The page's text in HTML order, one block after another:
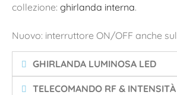
collezione: ghirlanda interna.
Nuovo: interruttore ON/OFF anche
GHIRLANDA LUMINOSA LED
TELECOMANDO RF &